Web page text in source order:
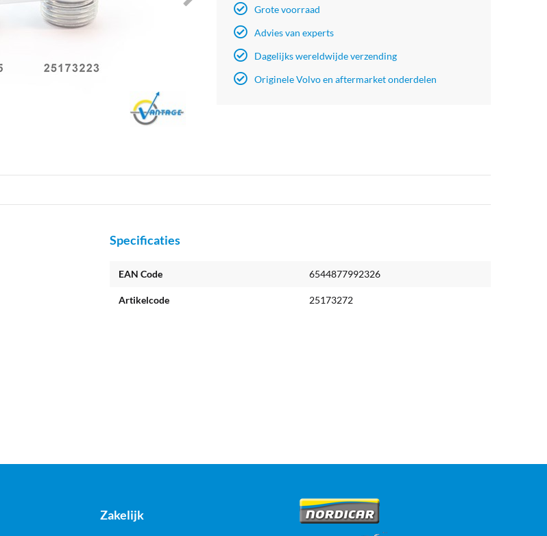
Brand
Grote voorraad
Advies van experts
Dagelijks wereldwijde verzending
Originele Volvo en aftermarket onderdelen
Specificaties
EAN Code 6544877992326
Artikelcode 25173272
Zakelijk